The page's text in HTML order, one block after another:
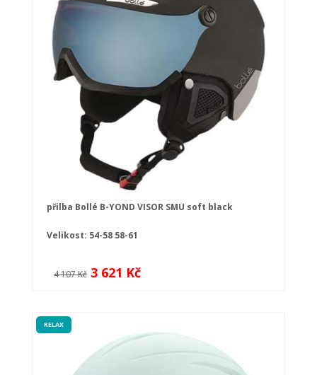
přilba Bollé B-YOND VISOR SMU soft black
Velikost: 54-58 58-61
4 107 Kč 3 621 Kč
RELAX